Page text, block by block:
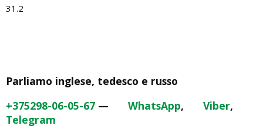
31.2
Parliamo inglese, tedesco e russo
+375298-06-05-67 — WhatsApp, Viber,
Telegram